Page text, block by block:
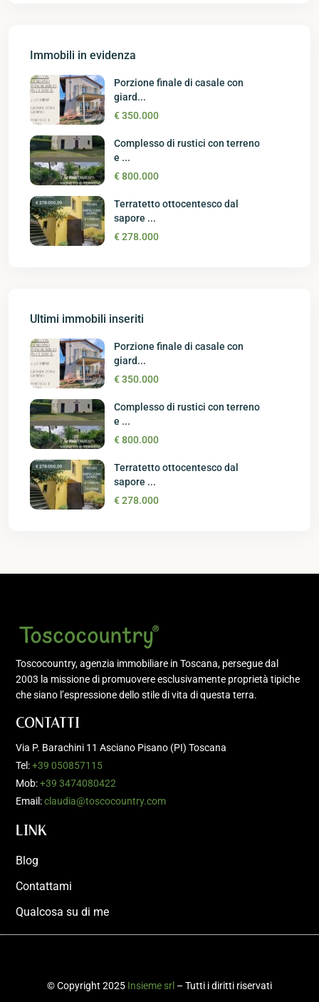
Immobili in evidenza
Porzione finale di casale con
giard...
€ 350.000
Complesso di rustici con terreno
e ...
€ 800.000
Terratetto ottocentesco dal
sapore ...
€ 278.000
Ultimi immobili inseriti
Porzione finale di casale con
giard...
€ 350.000
Complesso di rustici con terreno
e ...
€ 800.000
Terratetto ottocentesco dal
sapore ...
€ 278.000
Toscocountry, agenzia immobiliare in Toscana, persegue dal
2003 la missione di promuovere esclusivamente proprietà tipiche
che siano l’espressione dello stile di vita di questa terra.
CONTATTI
Via P. Barachini 11 Asciano Pisano (PI) Toscana
Tel:+39 050857115
Mob:+39 3474080422
Email:claudia@toscocountry.com
LINK
Blog
Contattami
Qualcosa su di me
© Copyright 2025 Insieme srl – Tutti i diritti riservati